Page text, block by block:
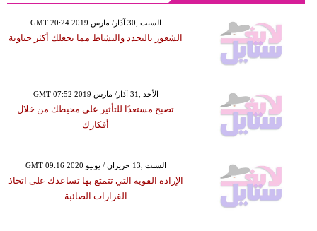
GMT 20:24 2019 السبت ,30 آذار/ مارس
الشعور بالتجدد والنشاط مما يجعلك أكثر حياوية
GMT 07:52 2019 الأحد ,31 آذار/ مارس
تصبح مستعدًا للتأثير على محيطك من خلال
أفكارك
GMT 09:16 2020 السبت ,13 حزيران / يونيو
الإرادة القوية التي تتمتع بها تساعدك على اتخاذ
القرارات الصائبة